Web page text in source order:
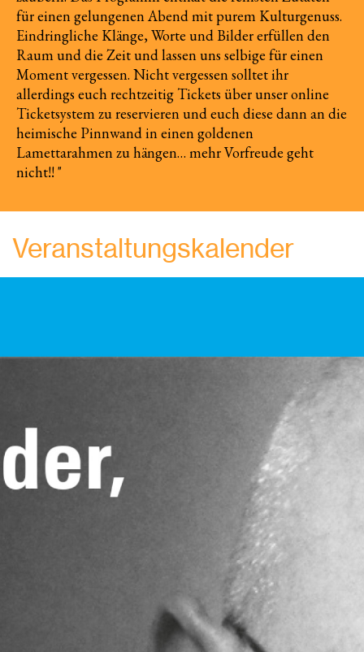
für einen gelungenen Abend mit purem Kulturgenuss.
Eindringliche Klänge, Worte und Bilder erfüllen den
Raum und die Zeit und lassen uns selbige für einen
Moment vergessen. Nicht vergessen solltet ihr
allerdings euch rechtzeitig Tickets über unser online
Ticketsystem zu reservieren und euch diese dann an die
heimische Pinnwand in einen goldenen
Lamettarahmen zu hängen… mehr Vorfreude geht
nicht!! "
Veranstaltungskalender